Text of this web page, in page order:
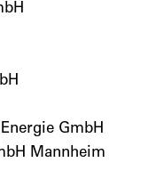
GmbH
Mannheim